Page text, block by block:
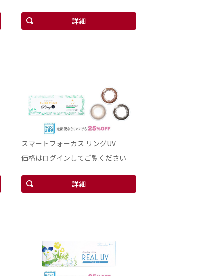
詳細
スマートフォーカス リングUV
価格はログインしてご覧ください
詳細